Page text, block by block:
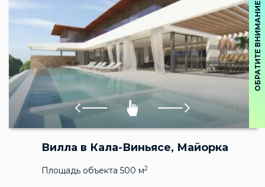
ОБРАТИТЕ ВНИМАНИЕ
Вилла в Кала-Виньясе, Майорка
Площадь объекта 500 м2